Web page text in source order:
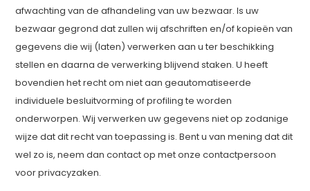
afwachting van de afhandeling van uw bezwaar. Is uw
bezwaar gegrond dat zullen wij afschriften en/of kopieën van
gegevens die wij (laten) verwerken aan u ter beschikking
stellen en daarna de verwerking blijvend staken. U heeft
bovendien het recht om niet aan geautomatiseerde
individuele besluitvorming of profiling te worden
onderworpen. Wij verwerken uw gegevens niet op zodanige
wijze dat dit recht van toepassing is. Bent u van mening dat dit
wel zo is, neem dan contact op met onze contactpersoon
voor privacyzaken.